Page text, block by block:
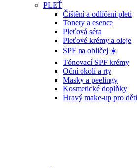
PLEŤ
Čištění a odlíčení pleti
Tonery a esence
Pleťová séra
Pleťové krémy a oleje
SPF na obličej ☀️
Tónovací SPF krémy
Oční okolí a rty
Masky a peelingy
Kosmetické doplňky
Hravý make-up pro děti